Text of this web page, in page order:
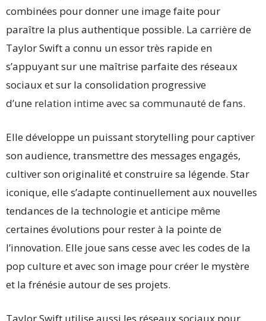
combinées pour donner une image faite pour
paraître la plus authentique possible. La carrière de
Taylor Swift a connu un essor très rapide en
s’appuyant sur une maîtrise parfaite des réseaux
sociaux et sur la consolidation progressive
d’une relation intime avec sa communauté de fans.
Elle développe un puissant storytelling pour captiver
son audience, transmettre des messages engagés,
cultiver son originalité et construire sa légende. Star
iconique, elle s’adapte continuellement aux nouvelles
tendances de la technologie et anticipe même
certaines évolutions pour rester à la pointe de
l’innovation. Elle joue sans cesse avec les codes de la
pop culture et avec son image pour créer le mystère
et la frénésie autour de ses projets.